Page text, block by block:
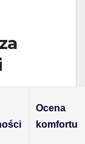
Ocena
komfortu